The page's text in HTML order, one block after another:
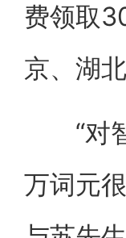
费领取
京、湖
“对智
万词元